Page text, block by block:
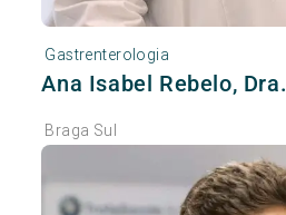
Gastrenterologia
Ana Isabel Rebelo, Dra.
Braga Sul